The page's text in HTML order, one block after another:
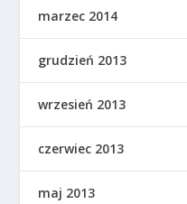
marzec 2014
grudzień 2013
wrzesień 2013
czerwiec 2013
maj 2013